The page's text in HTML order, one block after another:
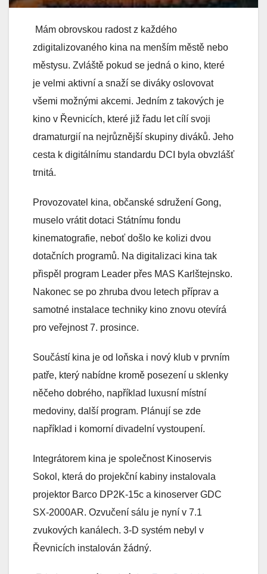
Mám obrovskou radost z každého
zdigitalizovaného kina na menším městě nebo
městysu. Zvláště pokud se jedná o kino, které
je velmi aktivní a snaží se diváky oslovovat
všemi možnými akcemi. Jedním z takových je
kino v Řevnicích, které již řadu let cílí svoji
dramaturgií na nejrůznější skupiny diváků. Jeho
cesta k digitálnímu standardu DCI byla obvzlášť
trnitá.
Provozovatel kina, občanské sdružení Gong,
muselo vrátit dotaci Státnímu fondu
kinematografie, neboť došlo ke kolizi dvou
dotačních programů. Na digitalizaci kina tak
přispěl program Leader přes MAS Karlštejnsko.
Nakonec se po zhruba dvou letech příprav a
samotné instalace techniky kino znovu otevírá
pro veřejnost 7. prosince.
Součástí kina je od loňska i nový klub v prvním
patře, který nabídne kromě posezení u sklenky
něčeho dobrého, například luxusní místní
medoviny, další program. Plánují se zde
například i komorní divadelní vystoupení.
Integrátorem kina je společnost Kinoservis
Sokol, která do projekční kabiny instalovala
projektor Barco DP2K-15c a kinoserver GDC
SX-2000AR. Ozvučení sálu je nyní v 7.1
zvukových kanálech. 3-D systém nebyl v
Řevnicích instalován žádný.